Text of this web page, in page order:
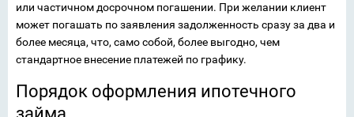
или частичном досрочном погашении. При желании клиент
может погашать по заявления задолженность сразу за два и
более месяца, что, само собой, более выгодно, чем
стандартное внесение платежей по графику.
Порядок оформления ипотечного